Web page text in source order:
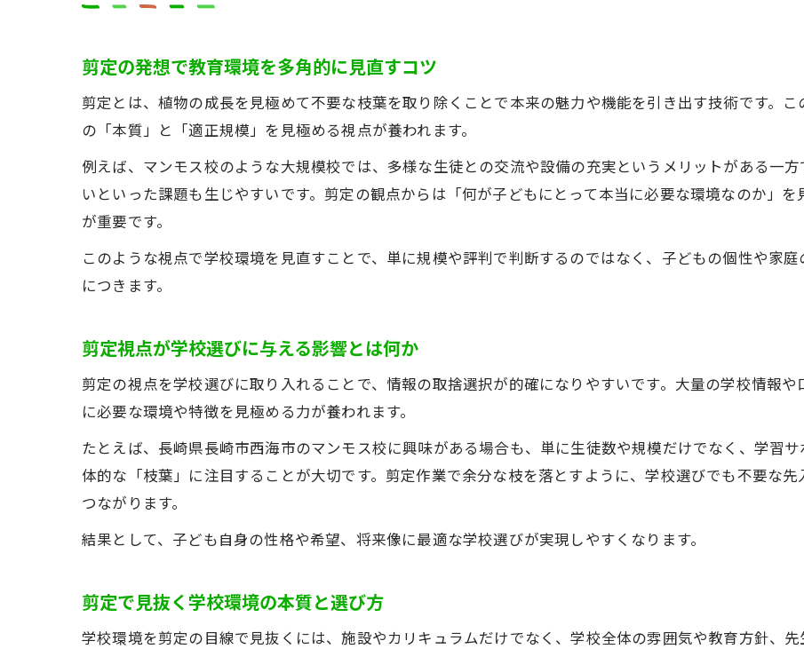
マンモス校の規模と剪定的発想の重要性
子どもに合う学校選びを剪定から考える
剪定の視点で個性に合う学校を選ぶ方法
子どもに最適な学校環境と剪定の関係性
剪定思考で見極める子ども向きの学校
剪定技術が地域学校に与えるメリット
剪定手法から見る地域教育の特性分析
剪定の観点で考える地域教育の課題解決
剪定視点で学校規模を比較する重要性
最適な学校規模選びと剪定思考の活用
剪定の発想で教育環境を多角的に見直すコツ
剪定とは、植物の成長を見極めて不要な枝葉を取り除くことで本来の魅力や機能を引き出す技術です。
の「本質」と「適正規模」を見極める視点が養われます。
例えば、マンモス校のような大規模校では、多様な生徒との交流や設備の充実というメリットがある一
いといった課題も生じやすいです。剪定の観点からは「何が子どもにとって本当に必要な環境なのか」
が重要です。
このような視点で学校環境を見直すことで、単に規模や評判で判断するのではなく、子どもの個性や家
につきます。
剪定視点が学校選びに与える影響とは何か
剪定の視点を学校選びに取り入れることで、情報の取捨選択が的確になりやすいです。大量の学校情報
に必要な環境や特徴を見極める力が養われます。
たとえば、長崎県長崎市西海市のマンモス校に興味がある場合も、単に生徒数や規模だけでなく、学習
体的な「枝葉」に注目することが大切です。剪定作業で余分な枝を落とすように、学校選びでも不要な
つながります。
結果として、子ども自身の性格や希望、将来像に最適な学校選びが実現しやすくなります。
剪定で見抜く学校環境の本質と選び方
学校環境を剪定の目線で見抜くには、施設やカリキュラムだけでなく、学校全体の雰囲気や教育方針、先